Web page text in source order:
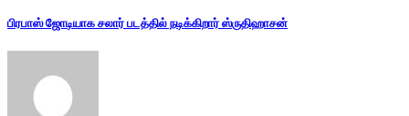
பிரபாஸ் ஜோடியாக சலார் படத்தில் நடிக்கிறார் ஸ்ருதிஹாசன்